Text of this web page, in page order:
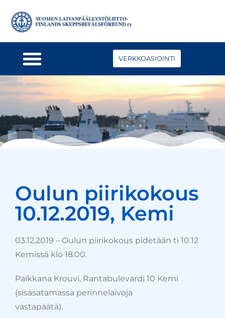
VERKKOASIOINTI
Oulun piirikokous
10.12.2019, Kemi
03.12.2019 – Oulun piirikokous pidetään ti 10.12
Kemissä klo 18.00.
Paikkana Krouvi, Rantabulevardi 10 Kemi
(sisäsatamassa perinnelaivoja
vastapäätä).